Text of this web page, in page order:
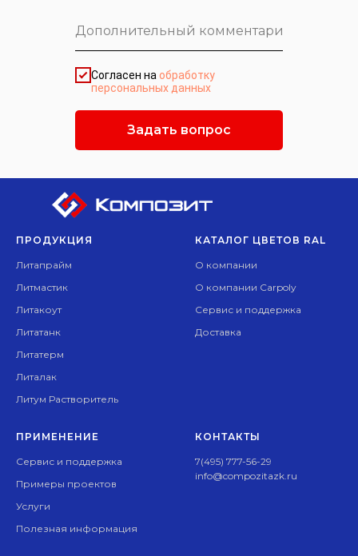
Согласен на обработку
персональных данных
Задать вопрос
ПРОДУКЦИЯ
Литапрайм
Литмастик
Литакоут
Литатанк
Литатерм
Литалак
Литум Растворитель
КАТАЛОГ ЦВЕТОВ RAL
О компании
О компании Carpoly
Сервис и поддержка
Доставка
ПРИМЕНЕНИЕ
Сервис и поддержка
Примеры проектов
Услуги
Полезная информация
КОНТАКТЫ
7(495) 777-56-29
info@compozitazk.ru